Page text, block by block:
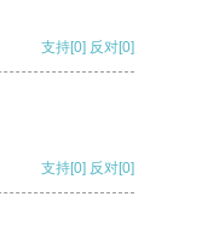
支持[0] 反对[0]
支持[0] 反对[0]